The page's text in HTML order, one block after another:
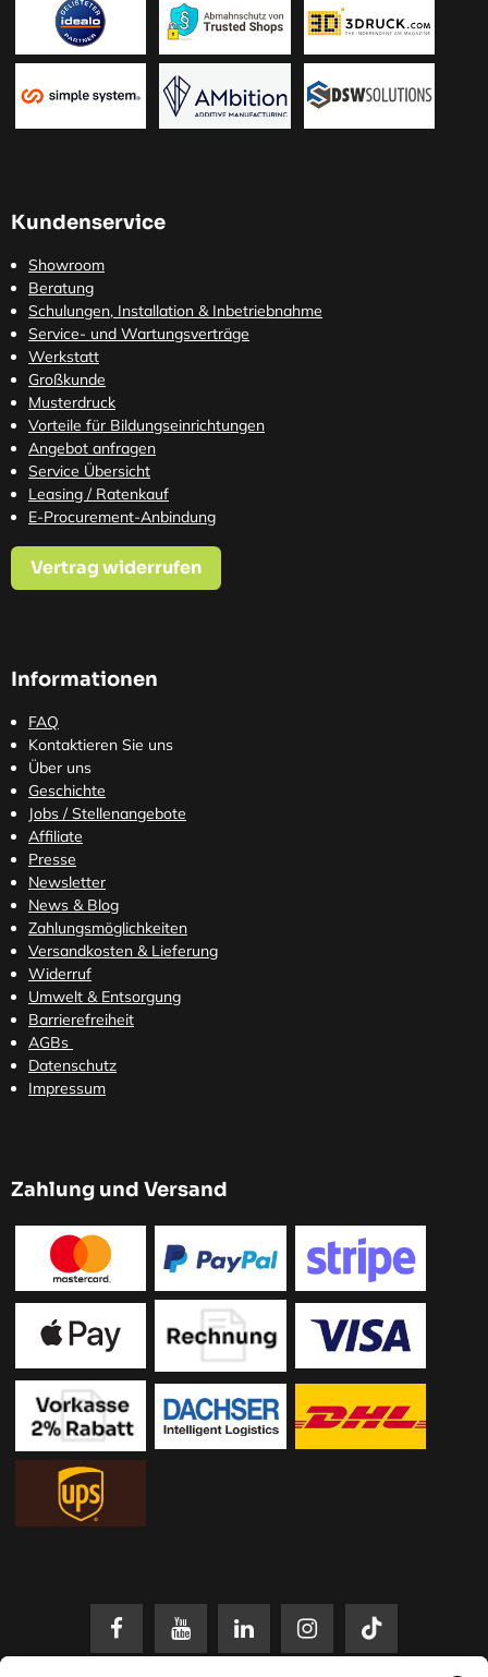
Kundenservice
Showroom
Beratung
Schulungen, Installation & Inbetriebnahme
Service- und Wartungsverträge
Werkstatt
Großkunde
Musterdruck
Vorteile für Bildungseinrichtungen
Angebot anfragen
Service Übersicht
Leasing / Ratenkauf
E-Procurement-Anbindung
Vertrag widerrufen
Informationen
FAQ
Kontaktieren Sie uns
Über uns
Geschichte
Jobs / Stellenangebote
Affiliate
Presse
Newsletter
News & Blog
Zahlungsmöglichkeiten
Versandkosten & Lieferung
Widerruf
Umwelt & Entsorgung
Barrierefreiheit
AGBs
Datenschutz
Impressum
Zahlung und Versand